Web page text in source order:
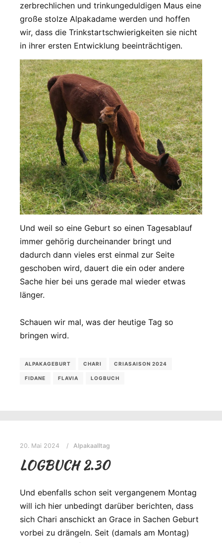
zerbrechlichen und trinkungeduldigen Maus eine
große stolze Alpakadame werden und hoffen
wir, dass die Trinkstartschwierigkeiten sie nicht
in ihrer ersten Entwicklung beeinträchtigen.
Und weil so eine Geburt so einen Tagesablauf
immer gehörig durcheinander bringt und
dadurch dann vieles erst einmal zur Seite
geschoben wird, dauert die ein oder andere
Sache hier bei uns gerade mal wieder etwas
länger.
Schauen wir mal, was der heutige Tag so
bringen wird.
ALPAKAGEBURT CHARI CRIASAISON 2024
FIDANE FLAVIA LOGBUCH
20. Mai 2024 Alpakaalltag
LOGBUCH 2.30
Und ebenfalls schon seit vergangenem Montag
will ich hier unbedingt darüber berichten, dass
sich Chari anschickt an Grace in Sachen Geburt
vorbei zu drängeln. Seit (damals am Montag)